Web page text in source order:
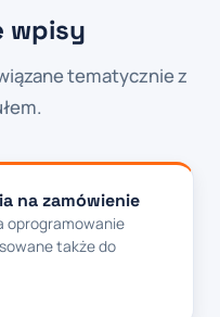
wpisy
tematycznie z
na zamówienie
oprogramowanie
także do